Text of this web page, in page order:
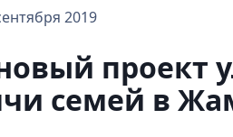
2019
проект
семей в